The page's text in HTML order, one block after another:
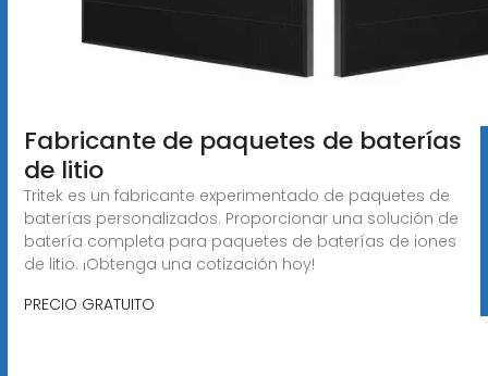
Fabricante de paquetes de baterías
de litio
Tritek es un fabricante experimentado de paquetes de
baterías personalizados. Proporcionar una solución de
batería completa para paquetes de baterías de iones
de litio. ¡Obtenga una cotización hoy!
PRECIO GRATUITO